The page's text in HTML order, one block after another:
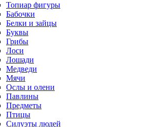
Топиар фигуры
Бабочки
Белки и зайцы
Буквы
Грибы
Лоси
Лошади
Медведи
Мячи
Ослы и олени
Павлины
Предметы
Птицы
Силуэты людей